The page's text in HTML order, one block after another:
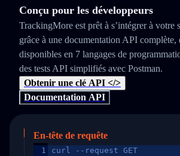
Conçu pour les développeurs
TrackingMore est prêt à s’intégrer à votre
grâce à une documentation API complète,
disponibles en 7 langages de
des tests API simplifiés avec Postman.
Obtenir une clé API </>
Documentation API
En-tête de requête
1
curl --request GET